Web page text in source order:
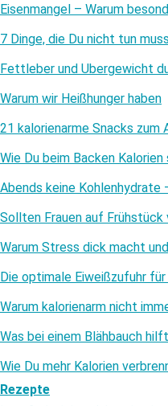
Eisenmangel – Warum
7 Dinge, die Du nicht tun
Fettleber und Übergewicht
Warum wir Heißhunger haben
21 kalorienarme Snacks zum
Wie Du beim Backen Kalorien
Abends keine
Sollten Frauen auf Frühstück
Warum Stress dick macht
Die optimale Eiweißzufuhr für
Warum kalorienarm nicht
Was bei einem Blähbauch
Wie Du mehr Kalorien
Rezepte